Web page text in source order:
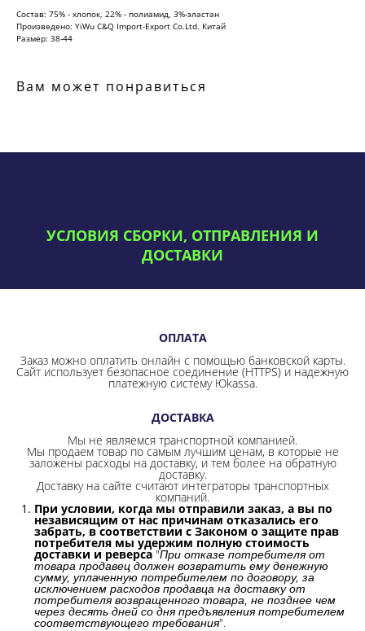
Состав: 75% - хлопок, 22% - полиамид, 3%-эластан
Произведено: YiWu C&Q Import-Export Co.Ltd. Китай
Размер: 38-44
Вам может понравиться
УСЛОВИЯ СБОРКИ, ОТПРАВЛЕНИЯ И
ДОСТАВКИ
ОПЛАТА
Заказ можно оплатить онлайн с помощью банковской карты.
Сайт использует безопасное соединение (HTTPS) и надежную
платежную систему Юkassa.
ДОСТАВКА
Мы не являемся транспортной компанией.
Мы продаем товар по самым лучшим ценам, в которые не
заложены расходы на доставку, и тем более на обратную
доставку.
Доставку на сайте считают интеграторы транспортных
компаний.
При условии, когда мы отправили заказ, а вы по
независящим от нас причинам отказались его
забрать, в соответствии с Законом о защите прав
потребителя мы удержим полную стоимость
доставки и реверса "При отказе потребителя от
товара продавец должен возвратить ему денежную
сумму, уплаченную потребителем по договору, за
исключением расходов продавца на доставку от
потребителя возвращенного товара, не позднее чем
через десять дней со дня предъявления потребителем
соответствующего требования".